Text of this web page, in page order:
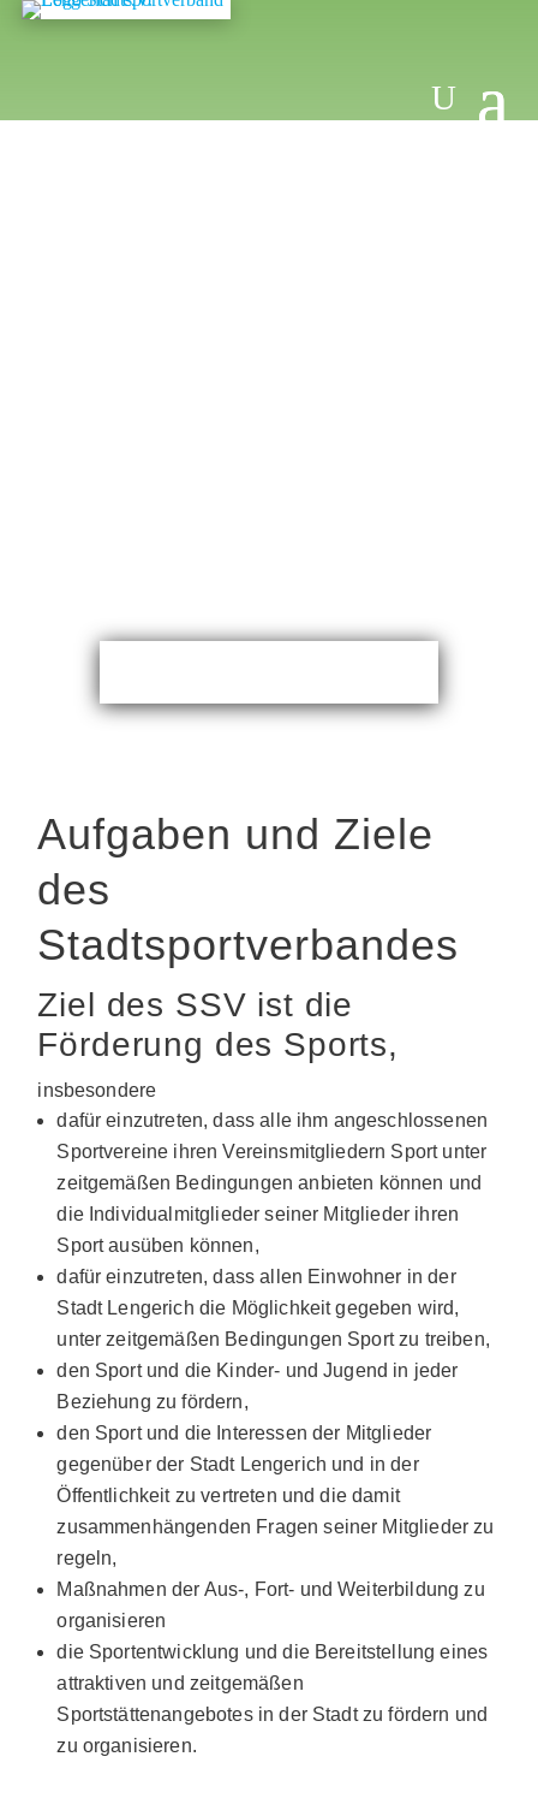
Aufgaben und Ziele
des
Stadtsportverbandes
Ziel des SSV ist die
Förderung des Sports,
insbesondere
dafür einzutreten, dass alle ihm angeschlossenen
Sportvereine ihren Vereinsmitgliedern Sport unter
zeitgemäßen Bedingungen anbieten können und
die Individualmitglieder seiner Mitglieder ihren
Sport ausüben können,
dafür einzutreten, dass allen Einwohner in der
Stadt Lengerich die Möglichkeit gegeben wird,
unter zeitgemäßen Bedingungen Sport zu treiben,
den Sport und die Kinder- und Jugend in jeder
Beziehung zu fördern,
den Sport und die Interessen der Mitglieder
gegenüber der Stadt Lengerich und in der
Öffentlichkeit zu vertreten und die damit
zusammenhängenden Fragen seiner Mitglieder zu
regeln,
Maßnahmen der Aus-, Fort- und Weiterbildung zu
organisieren
die Sportentwicklung und die Bereitstellung eines
attraktiven und zeitgemäßen
Sportstättenangebotes in der Stadt zu fördern und
zu organisieren.